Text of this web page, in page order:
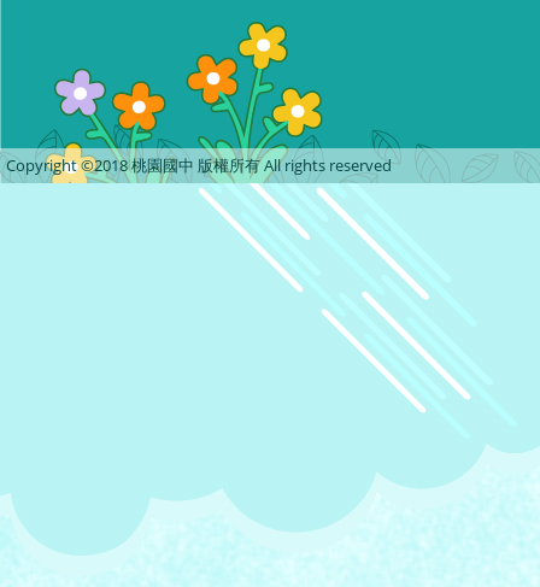
Copyright ©2018 桃園國中 版權所有 All rights reserved